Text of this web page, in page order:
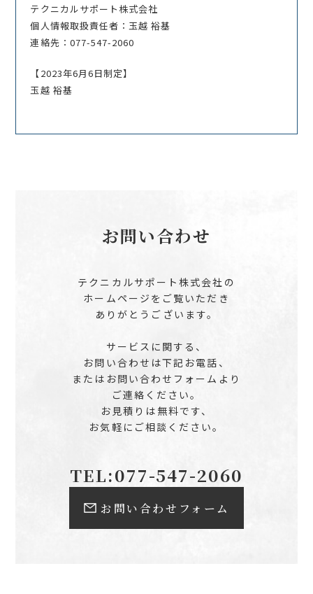
テクニカルサポート株式会社
個人情報取扱責任者：玉越 裕基
連絡先：077-547-2060
【2023年6月6日制定】
玉越 裕基
お問い合わせ
テクニカルサポート株式会社の
ホームページを ご覧いただき
ありがとうございます。
サービスに関する、
お問い合わせは下記お電話、
または お問い合わせフォームより
ご連絡ください。
お見積りは無料です、
お気軽にご相談ください。
TEL:077-547-2060
お問い合わせフォーム